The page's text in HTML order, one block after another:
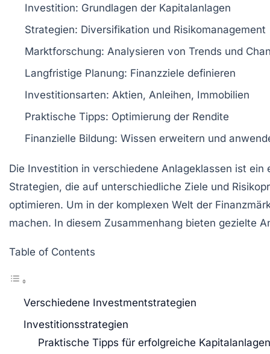
Investition: Grundlagen der Kapitalanlagen
Strategien: Diversifikation und Risikomanagement
Marktforschung: Analysieren von Trends und
Langfristige Planung: Finanzziele definieren
Investitionsarten: Aktien, Anleihen, Immobilien
Praktische Tipps: Optimierung der Rendite
Finanzielle Bildung: Wissen erweitern und
Die Investition in verschiedene Anlageklassen ist
Strategien, die auf unterschiedliche Ziele und
optimieren. Um in der komplexen Welt der
machen. In diesem Zusammenhang bieten gezielte
Table of Contents
Verschiedene Investmentstrategien
Investitionsstrategien
Praktische Tipps für erfolgreiche Kapitalanlagen